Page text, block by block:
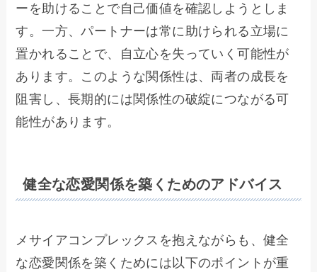
ーを助けることで自己価値を確認しようとしま
す。一方、パートナーは常に助けられる立場に
置かれることで、自立心を失っていく可能性が
あります。このような関係性は、両者の成長を
阻害し、長期的には関係性の破綻につながる可
能性があります。
健全な恋愛関係を築くためのアドバイス
メサイアコンプレックスを抱えながらも、健全
な恋愛関係を築くためには以下のポイントが重